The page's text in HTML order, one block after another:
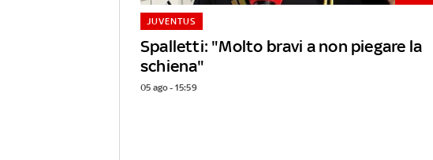
Spalletti: "Molto bravi a non piegare la
schiena"
JUVENTUS
05 ago - 15:59